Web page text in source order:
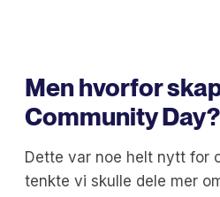
Men hvorfor
Community Day?
Dette var noe helt nytt for
tenkte vi skulle dele mer